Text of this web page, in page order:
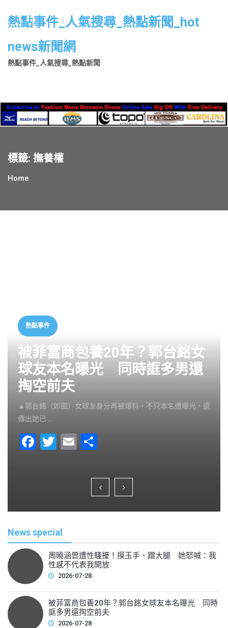
熱點事件_人氣搜尋_熱點新聞_hot
news新聞網
熱點事件_人氣搜尋_熱點新聞
標籤: 撫養權
Home
熱點事件
被菲富商包養20年？郭台銘女
球友本名曝光 同時誆多男還
掏空前夫
▲郭台銘（如圖）女球友身分再被爆料，不只本名遭曝光，還
傳出她已 …
F
b
o
k
T
E
ar
e
News special
周曉涵曾遭性騷擾！摸玉手、蹭大腿 她怒喊：我
性感不代表我開放
2026-07-28
被菲富商包養20年？郭台銘女球友本名曝光 同時
誆多男還掏空前夫
2026-07-28